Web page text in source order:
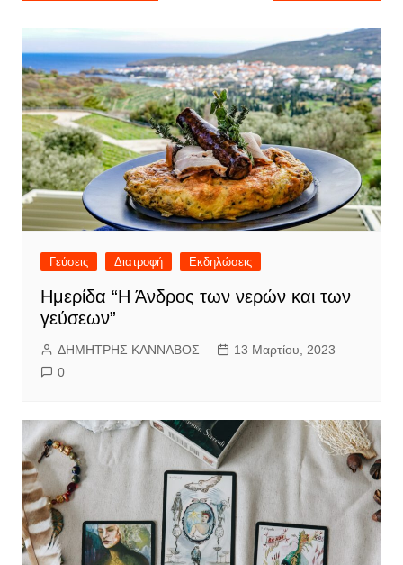
Γεύσεις Διατροφή Εκδηλώσεις
Ημερίδα “Η Άνδρος των νερών και των
γεύσεων”
ΔΗΜΗΤΡΗΣ ΚΑΝΝΑΒΟΣ
13 Μαρτίου, 2023
0